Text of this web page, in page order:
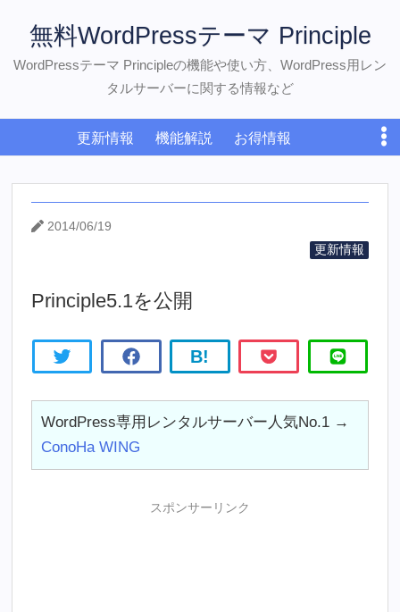
無料WordPressテーマ Principle
WordPressテーマ Principleの機能や使い方、WordPress用レン
タルサーバーに関する情報など
更新情報 機能解説 お得情報
2014/06/19
更新情報
Principle5.1を公開
B!
WordPress専用レンタルサーバー人気No.1 →
ConoHa WING
スポンサーリンク